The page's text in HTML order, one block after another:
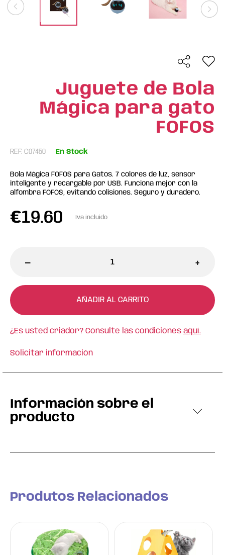
Juguete de Bola
Mágica para gato
FOFOS
REF: C07450 En Stock
Bola Mágica FOFOS para Gatos. 7 colores de luz, sensor
inteligente y recargable por USB. Funciona mejor con la
alfombra FOFOS, evitando colisiones. Seguro y duradero.
€19.60 Iva incluido
- +
AÑADIR AL CARRITO
¿Es usted criador? Consulte las condiciones aquí.
Solicitar información
Información sobre el
producto
Produtos Relacionados